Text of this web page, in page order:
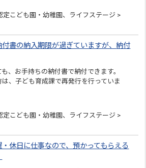
定こども園・幼稚園、ライフステージ >
付書の納入期限が過ぎていますが、納付
、お手持ちの納付書で納付できます。
、子ども育成課で再発行を行っていま
定こども園・幼稚園、ライフステージ >
・休日に仕事なので、預かってもらえる